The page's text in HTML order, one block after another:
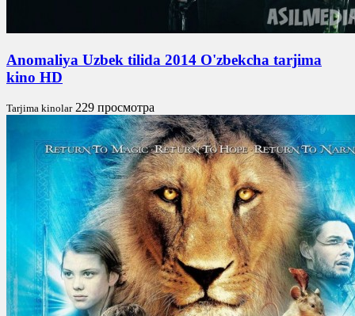
Anomaliya Uzbek tilida 2014 O'zbekcha tarjima
kino HD
Tarjima kinolar 229 просмотра